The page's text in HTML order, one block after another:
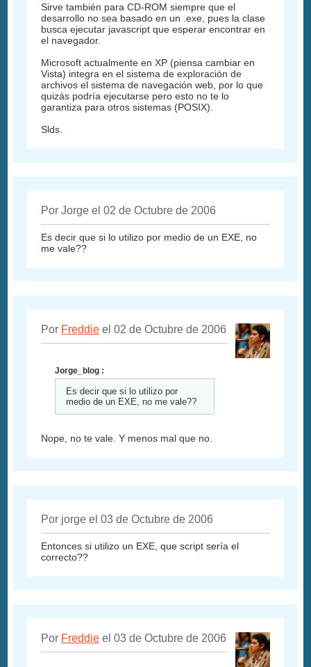
Sirve también para CD-ROM siempre que el
desarrollo no sea basado en un .exe, pues la clase
busca ejecutar javascript que esperar encontrar en
el navegador.
Microsoft actualmente en XP (piensa cambiar en
Vista) integra en el sistema de exploración de
archivos el sistema de navegación web, por lo que
quizás podría ejecutarse pero esto no te lo
garantiza para otros sistemas (POSIX).
Slds.
Por Jorge el 02 de Octubre de 2006
Es decir que si lo utilizo por medio de un EXE, no
me vale??
Por Freddie el 02 de Octubre de 2006
Jorge_blog :
Es decir que si lo utilizo por
medio de un EXE, no me vale??
Nope, no te vale. Y menos mal que no.
Por jorge el 03 de Octubre de 2006
Entonces si utilizo un EXE, que script sería el
correcto??
Por Freddie el 03 de Octubre de 2006